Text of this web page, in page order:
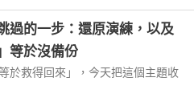
過的一步：還原演練，以及
等於沒備份
於救得回來」，今天把這個主題收